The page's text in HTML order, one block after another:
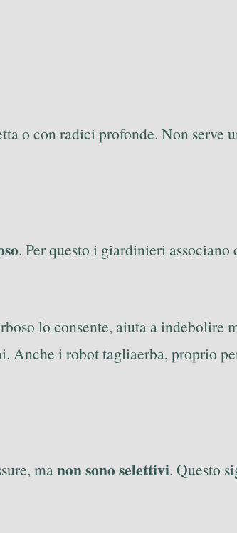
o con radici profonde. Non serve
. Per questo i giardinieri associano
lo consente, aiuta a indebolire
i robot tagliaerba, proprio
manon sono selettivi. Questo